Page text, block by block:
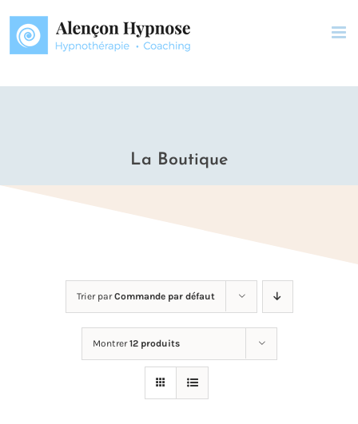
contenu
La Boutique
Trier parCommande par défaut
Montrer12 produits